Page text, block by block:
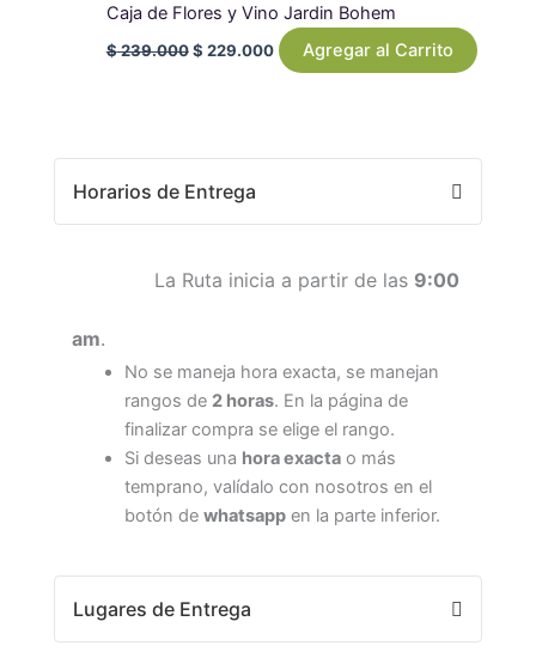
Caja de Flores y Vino Jardin Bohem
$239.000 $ 229.000 Agregar al Carrito
Horarios de Entrega
La Ruta inicia a partir de las 9:00
am.
No se maneja hora exacta, se manejan
rangos de 2 horas. En la página de
finalizar compra se elige el rango.
Si deseas una hora exactao más
temprano, valídalo con nosotros en el
botón de whatsappen la parte inferior.
Lugares de Entrega